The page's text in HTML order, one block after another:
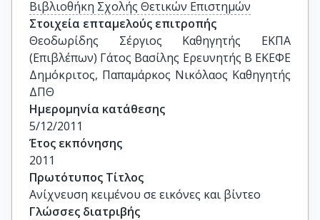
Βιβλιοθήκη Σχολής Θετικών Επιστημών
Στοιχεία επταμελούς επιτροπής
Θεοδωρίδης Σέργιος Καθηγητής ΕΚΠΑ
(Eπιβλέπων) Γάτος Βασίλης Ερευνητής Β ΕΚΕΦΕ
Δημόκριτος, Παπαμάρκος Νικόλαος Καθηγητής
ΔΠΘ
Ημερομηνία κατάθεσης
5/12/2011
Έτος εκπόνησης
2011
Πρωτότυπος Τίτλος
Ανίχνευση κειμένου σε εικόνες και βίντεο
Γλώσσες διατριβής